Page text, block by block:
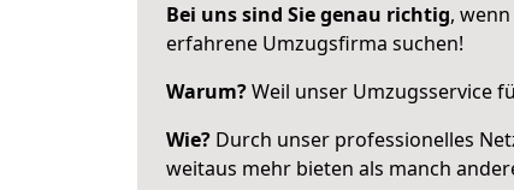
Bei uns sind Sie genau richtig,
erfahrene Umzugsfirma suchen!
Warum?Weil unser Umzugsservice
Wie? Durch unser professionelles
weitaus mehr bieten als manch